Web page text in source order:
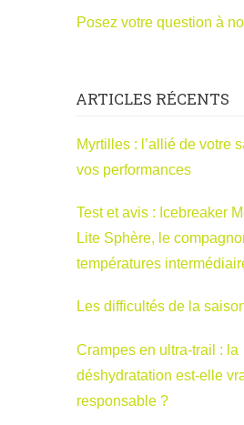
Posez votre question à
ARTICLES RÉCENTS
Myrtilles : l’allié de votre
vos performances
Test et avis : Icebreaker
Lite Sphère, le
températures
Les difficultés de la
Crampes en ultra-trail : la
déshydratation est-elle
responsable ?